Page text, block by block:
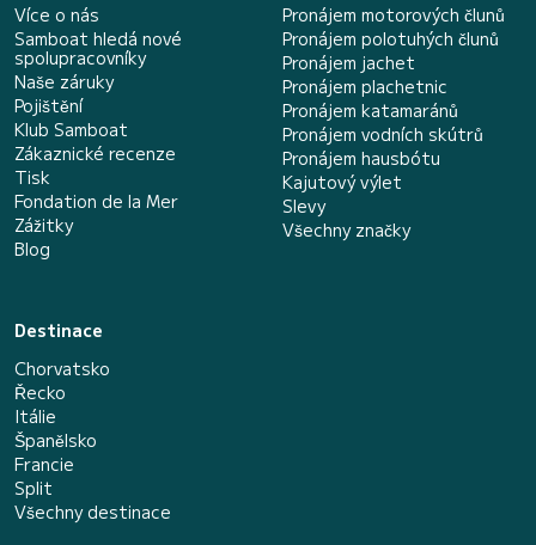
Více o nás
Samboat hledá nové
spolupracovníky
Naše záruky
Pojištění
Klub Samboat
Zákaznické recenze
Tisk
Fondation de la Mer
Zážitky
Blog
Pronájem motorových člunů
Pronájem polotuhých člunů
Pronájem jachet
Pronájem plachetnic
Pronájem katamaránů
Pronájem vodních skútrů
Pronájem hausbótu
Kajutový výlet
Slevy
Všechny značky
Destinace
Chorvatsko
Řecko
Itálie
Španělsko
Francie
Split
Všechny destinace